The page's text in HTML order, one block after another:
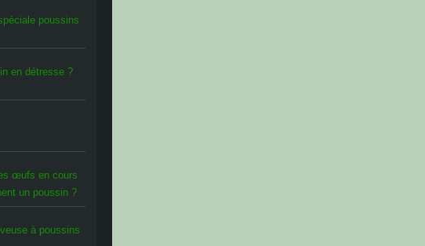
poussins
en détresse ?
œufs en cours
un poussin ?
à poussins